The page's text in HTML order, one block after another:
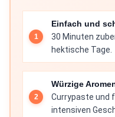
Einfach und
30 Minuten
hektische Tage.
Würzige
Currypaste und
intensiven